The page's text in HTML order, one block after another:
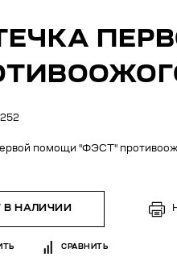
помощи "ФЭСТ"
В НАЛИЧИИ
СРАВНИТЬ